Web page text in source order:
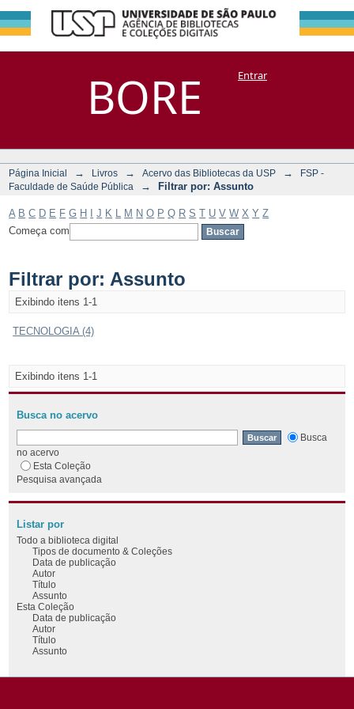
BORE
Filtrar por:
Assunto
DSpace/Manakin + CoriscoEntrar
Página Inicial → Livros → Acervo das Bibliotecas da USP →
FSP -
Faculdade de Saúde Pública
→ Filtrar por: Assunto
A B C D E F G H J K M N O P Q R S T U V W X Y Z
Começa com
Filtrar por: Assunto
Exibindo itens 1-1
TECNOLOGIA (4)
Exibindo itens 1-1
Busca no acervo
Busca
no acervo
Esta Coleção
Pesquisa avançada
Listar por
Todo a biblioteca digital
Tipos de documento & Coleções
Data de publicação
Autor
Título
Assunto
Esta Coleção
Data de publicação
Autor
Título
Assunto